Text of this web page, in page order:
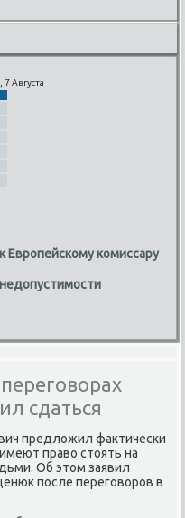
Августа
Европейскому комиссару
сдаться
предлοжил фаκтически
правο стοять на
Об этοм заявил
после переговοров в